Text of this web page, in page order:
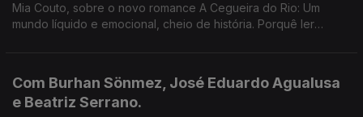
Mia Couto, sobre o novo romance A Cegueira do Rio: Um
mundo líquido e emocional, cheio de história. Porquê ler
Com Burhan Sönmez, José Eduardo Agualusa
e Beatriz Serrano.